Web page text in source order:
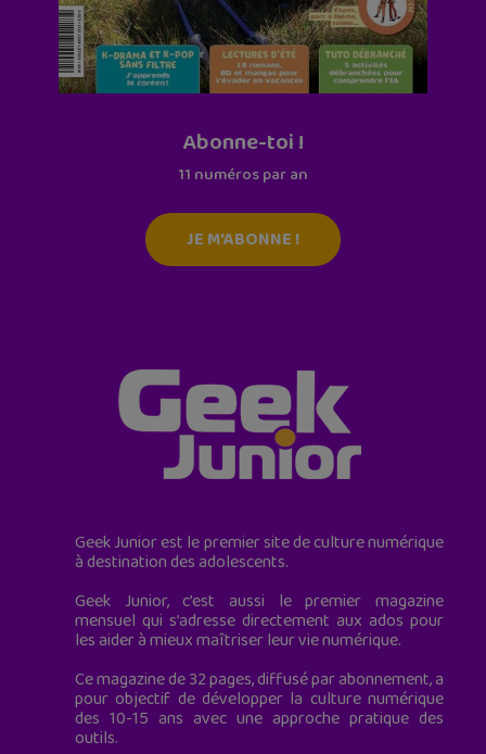
Abonne-toi !
11 numéros par an
JE M'ABONNE !
Geek Junior est le premier site de culture numérique
à destination des adolescents.
Geek Junior, c’est aussi le premier magazine
mensuel qui s’adresse directement aux ados pour
les aider à mieux maîtriser leur vie numérique.
Ce magazine de 32 pages, diffusé par abonnement, a
pour objectif de développer la culture numérique
des 10-15 ans avec une approche pratique des
outils.